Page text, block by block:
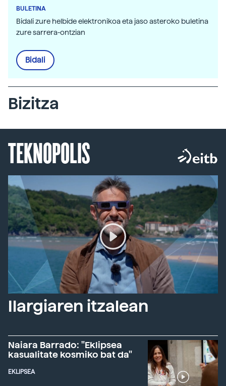
BULETINA
Bidali zure helbide elektronikoa eta jaso asteroko buletina
zure sarrera-ontzian
Bidali
Bizitza
TEKNOPOLIS
Ilargiaren itzalean
Naiara Barrado: "Eklipsea
kasualitate kosmiko bat da"
EKLIPSEA